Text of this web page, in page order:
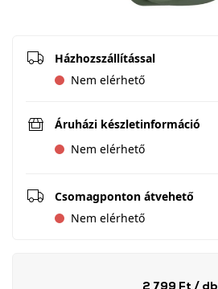
Házhozszállítással
Nem elérhető
Áruházi készletinformáció
Nem elérhető
Csomagponton átvehető
Nem elérhető
2 799 Ft / db